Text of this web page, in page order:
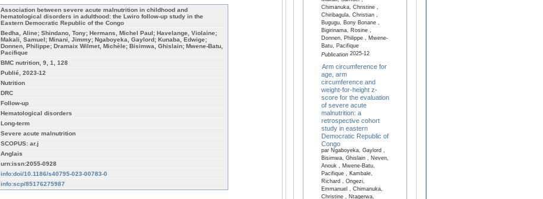
Association between severe acute malnutrition in childhood and
hematological disorders in adulthood: the Lwiro follow-up study in the
Eastern Democratic Republic of the Congo
Bedha, Aline; Shindano, Tony; Hermans, Michel Paul; Havelange, Violaine;
Makali, Samuel; Minani, Jimmy; Ngaboyeka, Gaylord; Kunaba, Edwige;
Donnen, Philippe; Dramaix Wilmet, Michèle; Bisimwa, Ghislain; Mwene-Batu,
Pacifique
BMC nutrition, 9, 1, 128
Publié, 2023-12
Nutrition
DRC
Follow-up
Hematological disorders
Long-term
Severe acute malnutrition
SCOPUS: ar.j
Anglais
urn:issn:2055-0928
info:doi/10.1186/s40795-023-00783-0
info:scp/85176275987
Chimanuka, Christine ,
Chiribagula, Christian ,
Bugugu, Bony Bonane ,
Bigirinama, Rosine ,
Donnen, Philippe , Mwene-
Batu, Pacifique
Publication2025-12
Arm circumference for
age, arm
circumference and
weight-for-height z-
score for the evaluation
of severe acute
malnutrition: a
retrospective cohort
study in eastern
Democratic Republic of
Congo
par Ngaboyeka, Gaylord ,
Bisimwa, Ghislain , Neven,
Anouk , Mwene-Batu,
Pacifique , Kambale,
Richard , Ongezi,
Emmanuel , Chimanuka,
Christine , Ntagerwa,